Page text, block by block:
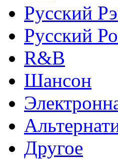
Русский
Русский
R&B
Шансон
Другое